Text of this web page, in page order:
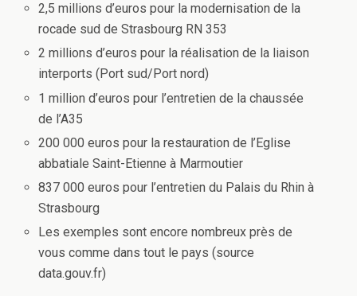
2,5 millions d’euros pour la modernisation de la
rocade sud de Strasbourg RN 353
2 millions d’euros pour la réalisation de la liaison
interports (Port sud/Port nord)
1 million d’euros pour l’entretien de la chaussée
de l’A35
200 000 euros pour la restauration de l’Eglise
abbatiale Saint-Etienne à Marmoutier
837 000 euros pour l’entretien du Palais du Rhin à
Strasbourg
Les exemples sont encore nombreux près de
vous comme dans tout le pays (source
data.gouv.fr)